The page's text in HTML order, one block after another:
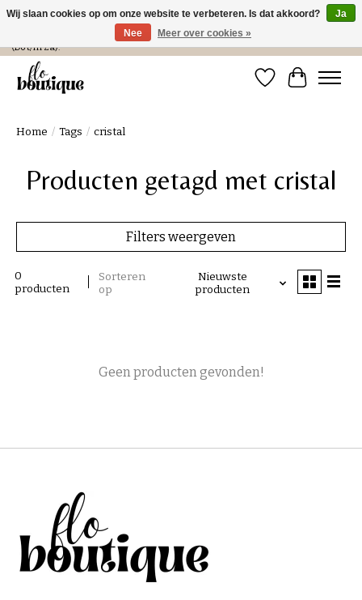
Verzending in NL € 4,99 en gratis bij een bestelling > € 100 of afhalen in de winkel
(Do t/m Za).
Verlanglijst
Home / Tags / cristal
Producten getagd met cristal
Filters weergeven
0
producten
Sorteren
op
Nieuwste
producten
Geen producten gevonden!
Wij slaan cookies op om onze website te verbeteren. Is dat akkoord?
Ja
Nee
Meer over cookies »